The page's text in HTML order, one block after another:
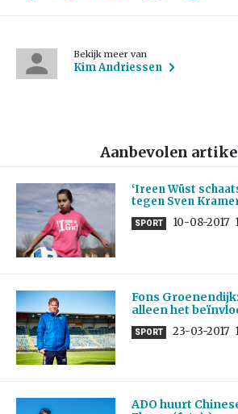
Bekijk meer van
Kim Andriessen
Aanbevolen
‘Ireen Wüst
tegen Sven
SPORT 10-08-2017
Fons
alleen het
SPORT 23-03-2017
ADO huurt